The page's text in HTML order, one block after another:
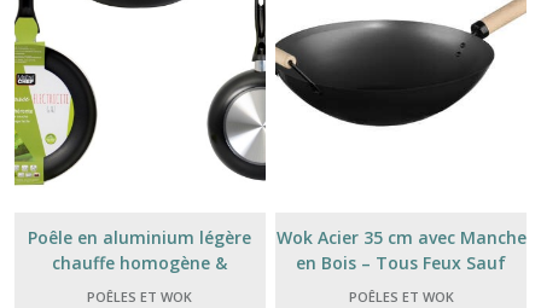
Poêle en aluminium légère
chauffe homogène &
performance cuisson plaque
POÊLES ET WOK
Wok Acier 35 cm avec Manche
en Bois – Tous Feux Sauf
Induction
POÊLES ET WOK